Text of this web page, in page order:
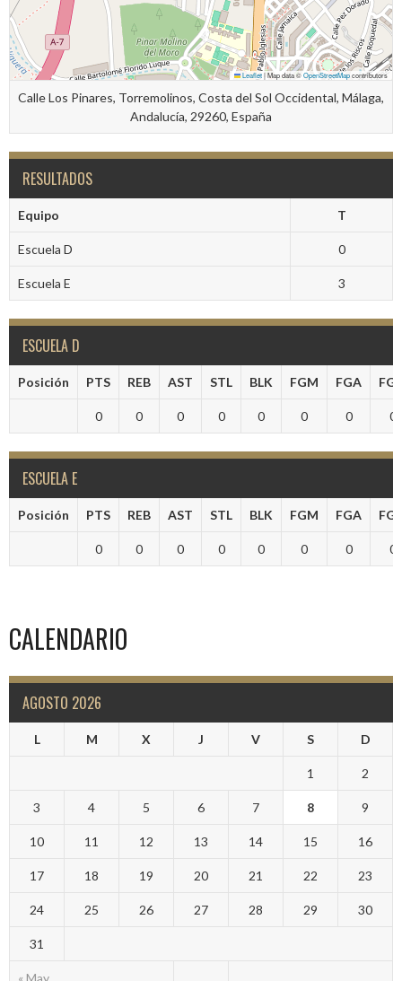
Leaflet|Map data ©OpenStreetMapcontributors
Calle Los Pinares, Torremolinos, Costa del Sol Occidental, Málaga,
Andalucía, 29260, España
RESULTADOS
Equipo T
Escuela D 0
Escuela E 3
ESCUELA D
Posición PTS REB AST STL BLK FGM FGA
0 0 0 0 0 0 0 0
ESCUELA E
Posición PTS REB AST STL BLK FGM FGA
0 0 0 0 0 0 0 0
CALENDARIO
AGOSTO 2026
L M X J V S D
« May
1 2
3 4 5 6 7 8 9
10 11 12 13 14 15 16
17 18 19 20 21 22 23
24 25 26 27 28 29 30
31